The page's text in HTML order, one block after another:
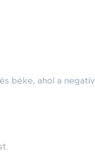
béke, ahol a negatív